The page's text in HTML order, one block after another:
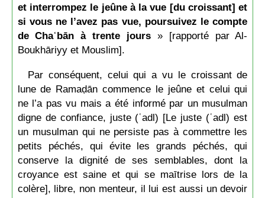
et interrompez le jeûne à la vue [du croissant] et
si vous ne l’avez pas vue, poursuivez le compte
de Chaʿbān à trente jours » [rapporté par Al-
Boukhāriyy et Mouslim].
Par conséquent, celui qui a vu le croissant de
lune de Ramaḍān commence le jeûne et celui qui
ne l’a pas vu mais a été informé par un musulman
digne de confiance, juste (ʿadl) [Le juste (ʿadl) est
un musulman qui ne persiste pas à commettre les
petits péchés, qui évite les grands péchés, qui
conserve la dignité de ses semblables, dont la
croyance est saine et qui se maītrise lors de la
colère], libre, non menteur, il lui est aussi un devoir